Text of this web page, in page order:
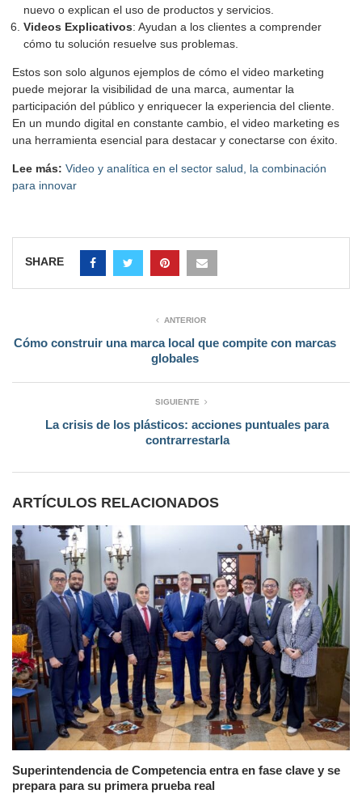
nuevo o explican el uso de productos y servicios.
Videos Explicativos: Ayudan a los clientes a comprender
cómo tu solución resuelve sus problemas.
Estos son solo algunos ejemplos de cómo el video marketing
puede mejorar la visibilidad de una marca, aumentar la
participación del público y enriquecer la experiencia del cliente.
En un mundo digital en constante cambio, el video marketing es
una herramienta esencial para destacar y conectarse con éxito.
Lee más: Video y analítica en el sector salud, la combinación
para innovar
SHARE
ANTERIOR
Cómo construir una marca local que compite con marcas
globales
SIGUIENTE
La crisis de los plásticos: acciones puntuales para
contrarrestarla
ARTÍCULOS RELACIONADOS
Superintendencia de Competencia entra en fase clave y se
prepara para su primera prueba real